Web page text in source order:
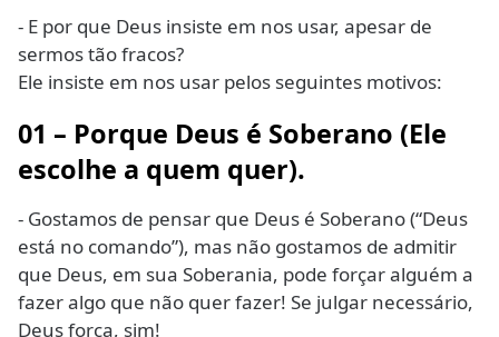
- E por que Deus insiste em nos usar, apesar de
sermos tão fracos?
Ele insiste em nos usar pelos seguintes motivos:
01 – Porque Deus é Soberano (Ele
escolhe a quem quer).
- Gostamos de pensar que Deus é Soberano (“Deus
está no comando”), mas não gostamos de admitir
que Deus, em sua Soberania, pode forçar alguém a
fazer algo que não quer fazer! Se julgar necessário,
Deus força, sim!